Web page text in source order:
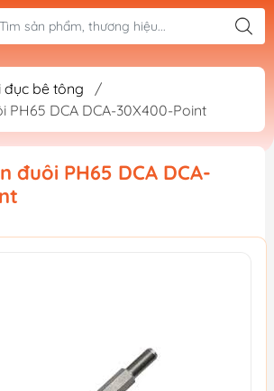
đục bê tông
/
PH65 DCA DCA-30X400-Point
đuôi PH65 DCA DCA-